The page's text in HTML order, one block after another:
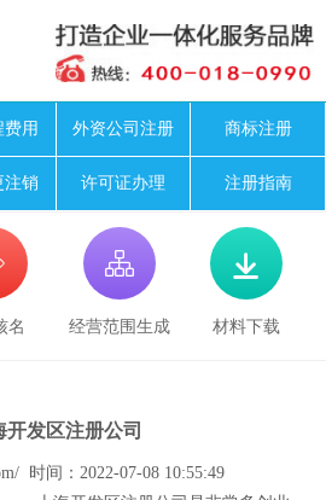
费用 外资公司注册 商标注册
注销 许可证办理 注册指南
名

经营范围生成

材料下载
开发区注册公司
时间：2022-07-08 10:55:49